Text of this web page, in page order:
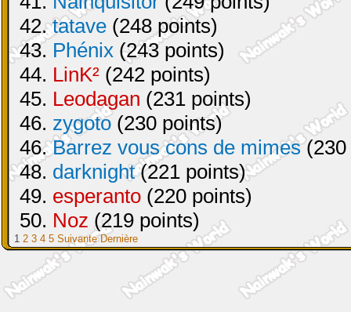
42.tatave (248 points)
43. Phénix (243 points)
44. LinK² (242 points)
45. Leodagan (231 points)
46. zygoto (230 points)
46.Barrez vous cons de mimes(230
48. darknight(221 points)
49. esperanto (220 points)
50. Noz (219 points)
1 2 3 4 5 Suivante Dernière